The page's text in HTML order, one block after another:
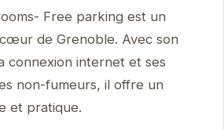
Free parking est un
de Grenoble. Avec son
connexion internet et ses
non-fumeurs, il offre un
et pratique.